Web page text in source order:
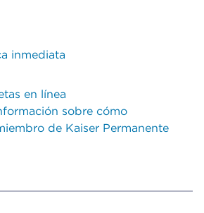
inmediata
en línea
sobre cómo
de Kaiser Permanente